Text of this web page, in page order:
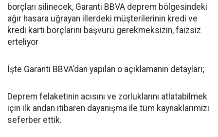
borçları silinecek, Garanti BBVA deprem bölgesindeki
ağır hasara uğrayan illerdeki müşterilerinin kredi ve
kredi kartı borçlarını başvuru gerekmeksizin, faizsiz
erteliyor
İşte Garanti BBVA’dan yapılan o açıklamanın detayları;
Deprem felaketinin acısını ve zorluklarını atlatabilmek
için ilk andan itibaren dayanışma ile tüm kaynaklarımızı
seferber ettik.